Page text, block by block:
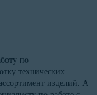
по
технических
изделий. А